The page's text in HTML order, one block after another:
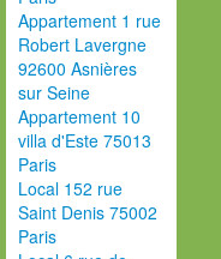
Appartement 1 rue
Robert Lavergne
92600 Asnières
sur Seine
Appartement 10
villa d'Este 75013
Paris
Local 152 rue
Saint Denis 75002
Paris